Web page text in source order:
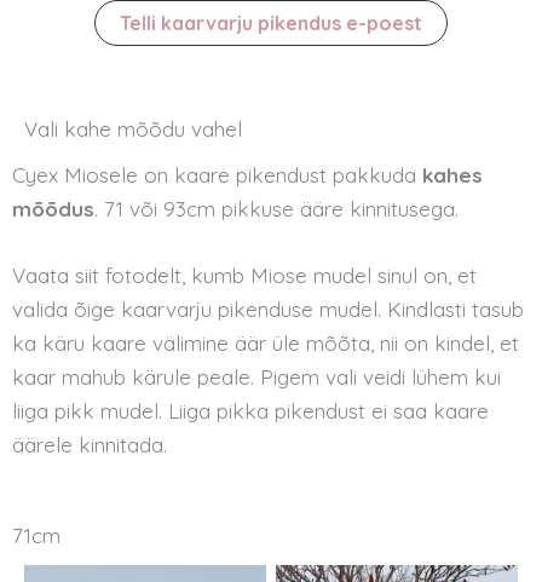
Telli kaarvarju pikendus e-poest
Vali kahe mõõdu vahel
Cyex Miosele on kaare pikendust pakkuda kahes
mõõdus. 71 või 93cm pikkuse ääre kinnitusega.
Vaata siit fotodelt, kumb Miose mudel sinul on, et
valida õige kaarvarju pikenduse mudel. Kindlasti tasub
ka käru kaare välimine äär üle mõõta, nii on kindel, et
kaar mahub kärule peale. Pigem vali veidi lühem kui
liiga pikk mudel. Liiga pikka pikendust ei saa kaare
äärele kinnitada.
71cm